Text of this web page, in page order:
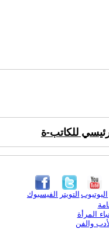
للكاتب-ة
الفيسبوك التويتر اليوتيوب
المرأة
والفن